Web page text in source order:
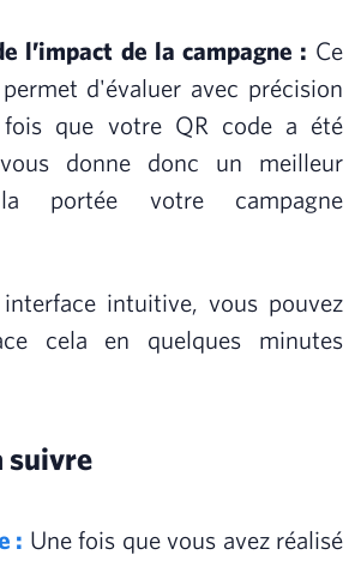
l’impact de la campagne : Ce
d'évaluer avec précision
que votre QR code a été
donne donc un meilleur
portée votre campagne
intuitive, vous pouvez
cela en quelques minutes
suivre
: Une fois que vous avez réalisé